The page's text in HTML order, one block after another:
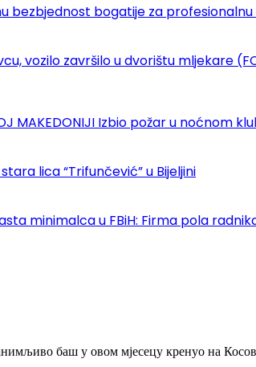
bezbjednost bogatije za
vozilo završilo u dvorištu mljekare
MAKEDONIJI Izbio požar u noćnom
lica “Trifunčević” u Bijeljini
minimalca u FBiH: Firma pola
баш у овом мјесецу кренуо на